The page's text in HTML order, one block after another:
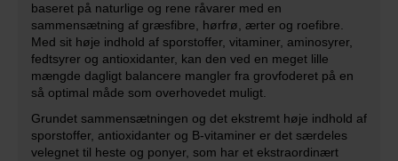
baseret på naturlige og rene råvarer med en
sammensætning af græsfibre, hørfrø, ærter og roefibre.
Med sit høje indhold af sporstoffer, vitaminer, aminosyrer,
fedtsyrer og antioxidanter, kan den ved en meget lille
mængde dagligt balancere mangler fra grovfoderet på en
så optimal måde som overhovedet muligt.
Grundet sammensætningen og det ekstremt høje indhold af
sporstoffer, antioxidanter og B-vitaminer er det særdeles
velegnet til heste og ponyer, som har et ekstraordinært